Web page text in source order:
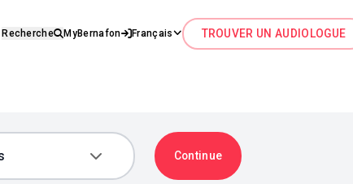
Recherche MyBernafon Français TROUVER UN AUDIOLOGUE
Continue